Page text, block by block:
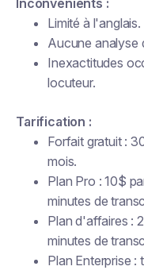
Inconvénients :
Limité à l'anglais.
Aucune analyse
Inexactitudes
locuteur.
Tarification :
Forfait gratuit :
mois.
Plan Pro : 10$
minutes de
Plan d'affaires :
minutes de
Plan Enterprise :